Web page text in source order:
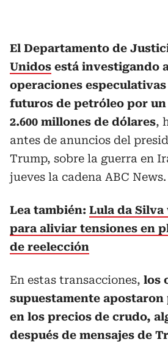
El Departamento de
Unidos está investigando
operaciones
futuros de petróleo por
2.600 millones de dólares,
antes de anuncios del
Trump, sobre la guerra en
jueves la cadena ABC News.
Lea también: Lula da
para aliviar tensiones en
de reelección
En estas transacciones, los
supuestamente apostaron
en los precios de crudo,
después de mensajes de